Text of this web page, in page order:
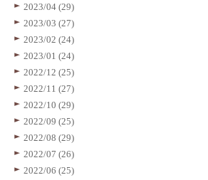
2023/04 (29)
2023/03 (27)
2023/02 (24)
2023/01 (24)
2022/12 (25)
2022/11 (27)
2022/10 (29)
2022/09 (25)
2022/08 (29)
2022/07 (26)
2022/06 (25)